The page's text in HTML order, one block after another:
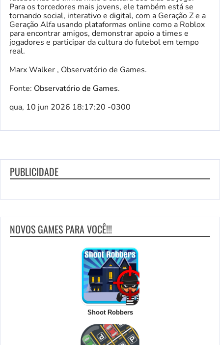
Para os torcedores mais jovens, ele também está se
tornando social, interativo e digital, com a Geração Z e a
Geração Alfa usando plataformas online como a Roblox
para encontrar amigos, demonstrar apoio a times e
jogadores e participar da cultura do futebol em tempo
real.
Marx Walker , Observatório de Games.
Fonte: Observatório de Games.
qua, 10 jun 2026 18:17:20 -0300
PUBLICIDADE
NOVOS GAMES PARA VOCÊ!!!
Shoot Robbers